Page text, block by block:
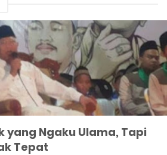
yang Ngaku Ulama, Tapi
Tepat